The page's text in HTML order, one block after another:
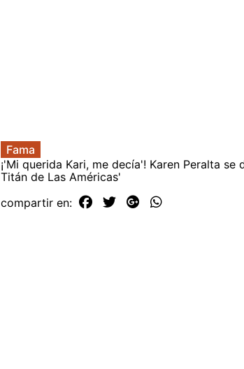
Fama
¡'Mi querida Kari, me decía'! Karen Peralta se
Titán de Las Américas'
compartir en: